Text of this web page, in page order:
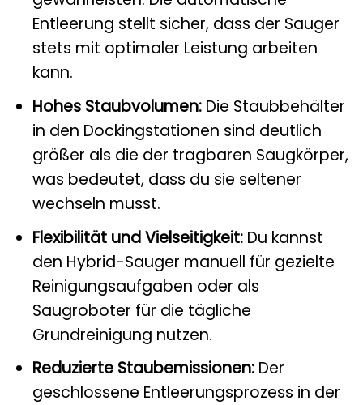
Entleerung stellt sicher, dass der Sauger
stets mit optimaler Leistung arbeiten
kann.
Hohes Staubvolumen:Die Staubbehälter
in den Dockingstationen sind deutlich
größer als die der tragbaren Saugkörper,
was bedeutet, dass du sie seltener
wechseln musst.
Flexibilität und Vielseitigkeit:Du kannst
den Hybrid-Sauger manuell für gezielte
Reinigungsaufgaben oder als
Saugroboter für die tägliche
Grundreinigung nutzen.
Reduzierte Staubemissionen:Der
geschlossene Entleerungsprozess in der